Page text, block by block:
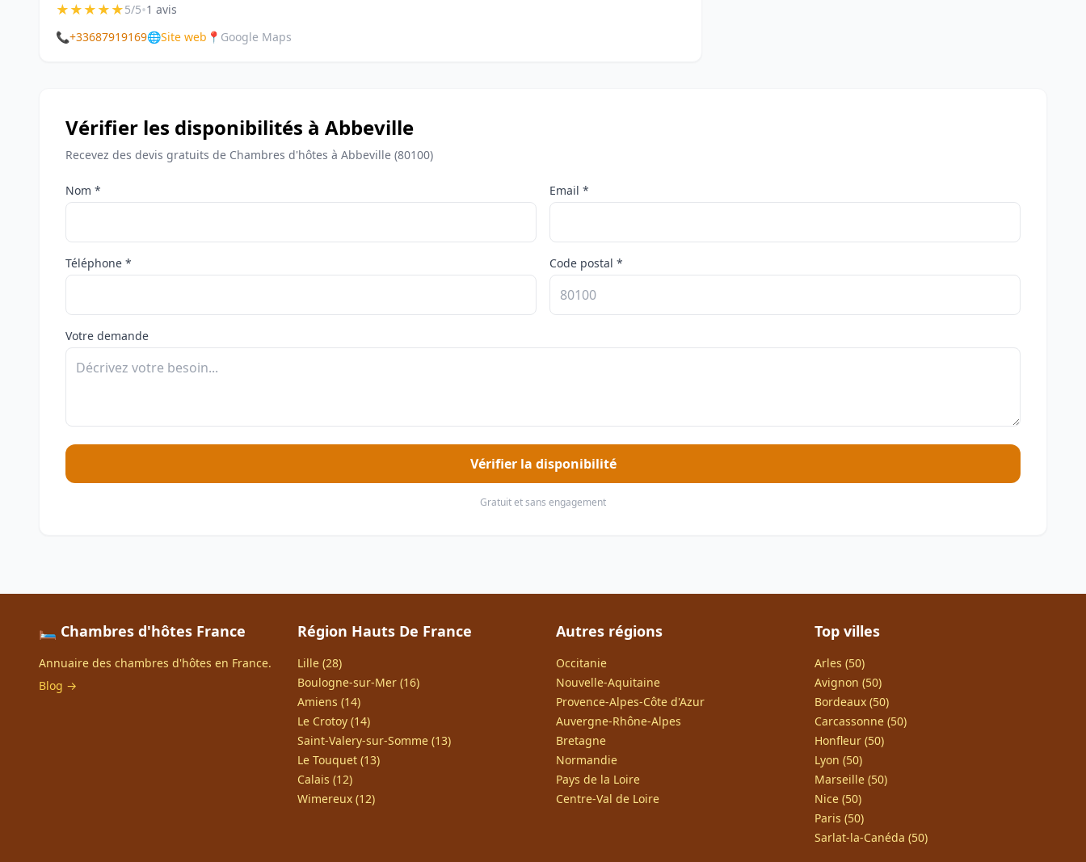
★★★★★5/5•1 avis
📞+33687919169🌐Site web 📍 Google Maps
Vérifier les disponibilités à Abbeville
Recevez des devis gratuits de Chambres d'hôtes à Abbeville (80100)
Nom * Email *
Téléphone * Code postal *
Votre demande
Vérifier la disponibilité
Gratuit et sans engagement
🛏️ Chambres d'hôtes France
Annuaire des chambres d'hôtes en France.
Blog →
Région Hauts De France
Lille (28)
Boulogne-sur-Mer (16)
Amiens (14)
Le Crotoy (14)
Saint-Valery-sur-Somme (13)
Le Touquet (13)
Calais (12)
Wimereux (12)
Autres régions
Occitanie
Nouvelle-Aquitaine
Provence-Alpes-Côte d'Azur
Auvergne-Rhône-Alpes
Bretagne
Normandie
Pays de la Loire
Centre-Val de Loire
Top villes
Arles (50)
Avignon (50)
Bordeaux (50)
Carcassonne (50)
Honfleur (50)
Lyon (50)
Marseille (50)
Nice (50)
Paris (50)
Sarlat-la-Canéda (50)